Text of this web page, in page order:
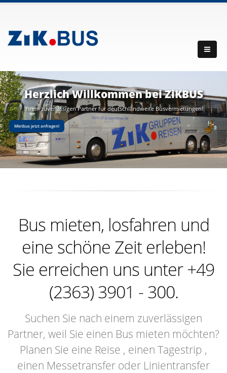
Herzlich Willkommen bei ZiKBUS
Ihrem zuverlässigen Partner für deutschlandweite Busvermietungen!
Mietbus jetzt anfragen!
Bus mieten, losfahren und
eine schöne Zeit erleben!
Sie erreichen uns unter +49
(2363) 3901 - 300.
Suchen Sie nach einem zuverlässigen
Partner, weil Sie einen Bus mieten möchten?
Planen Sie eine Reise , einen Tagestrip ,
einen Messetransfer oder Linientransfer